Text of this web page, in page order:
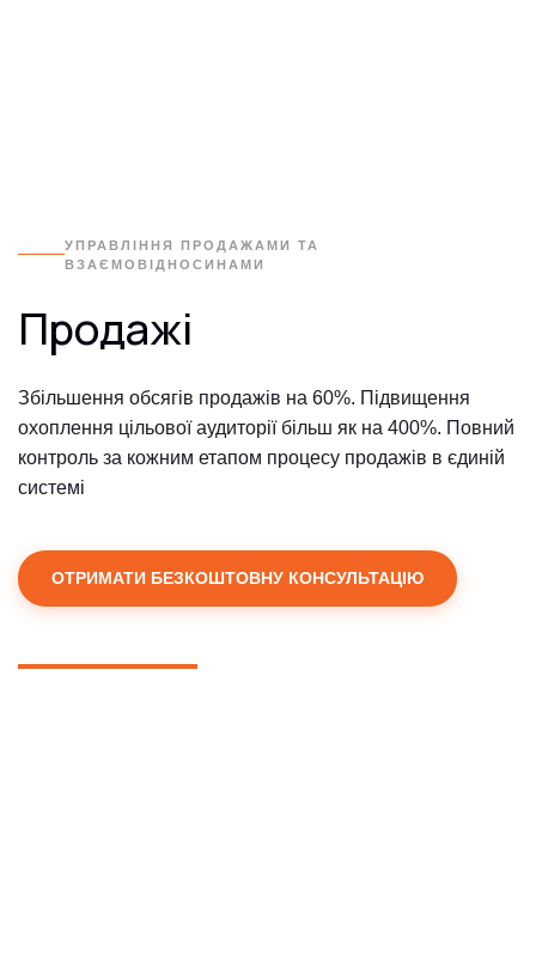
УПРАВЛІННЯ ПРОДАЖАМИ ТА
ВЗАЄМОВІДНОСИНАМИ
Продажі
Збільшення обсягів продажів на 60%. Підвищення
охоплення цільової аудиторії більш як на 400%. Повний
контроль за кожним етапом процесу продажів в єдиній
системі
ОТРИМАТИ БЕЗКОШТОВНУ КОНСУЛЬТАЦІЮ